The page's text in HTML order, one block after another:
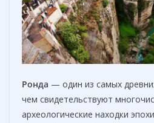
Ронда — один из самых
чем свидетельствуют
археологические находки